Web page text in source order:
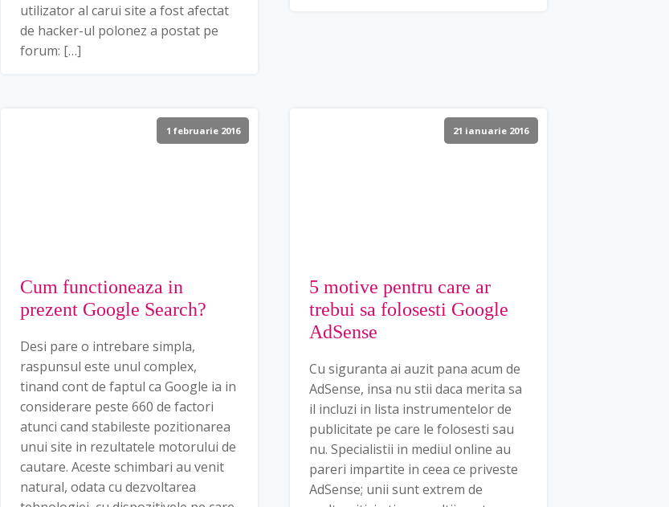
utilizator al carui site a fost afectat
de hacker-ul polonez a postat pe
forum: […]
1 februarie 2016
Cum functioneaza in
prezent Google Search?
Desi pare o intrebare simpla,
raspunsul este unul complex,
tinand cont de faptul ca Google ia in
considerare peste 660 de factori
atunci cand stabileste pozitionarea
unui site in rezultatele motorului de
cautare. Aceste schimbari au venit
natural, odata cu dezvoltarea
21 ianuarie 2016
5 motive pentru care ar
trebui sa folosesti Google
AdSense
Cu siguranta ai auzit pana acum de
AdSense, insa nu stii daca merita sa
il incluzi in lista instrumentelor de
publicitate pe care le folosesti sau
nu. Specialistii in mediul online au
pareri impartite in ceea ce priveste
AdSense; unii sunt extrem de